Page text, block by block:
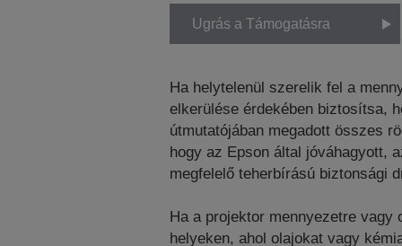
Ugrás a Támogatásra
Ha helytelenül szerelik fel a
elkerülése érdekében biztosítsa,
útmutatójában megadott összes
hogy az Epson által jóváhagyott,
megfelelő teherbírású biztonsági
Ha a projektor mennyezetre
helyeken, ahol olajokat vagy